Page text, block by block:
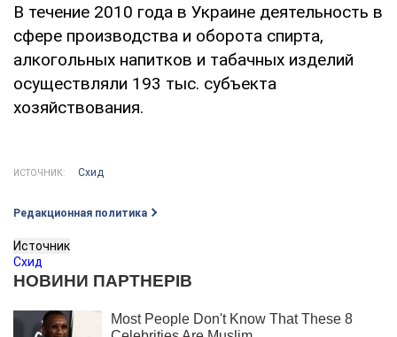
В течение 2010 года в Украине деятельность в
сфере производства и оборота спирта,
алкогольных напитков и табачных изделий
осуществляли 193 тыс. субъекта
хозяйствования.
ИСТОЧНИК: Схид
Редакционная политика
Источник
Схид